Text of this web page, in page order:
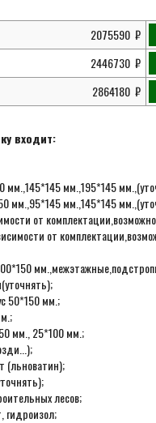
2075590
2446730
2864180
входит:
мм.,145*145 мм.,195*145
мм.,95*145 мм.,145*145
от
от
50*150 мм.;
мм., 25*100 мм.;
(льноватин);
лесов;
гидроизол;